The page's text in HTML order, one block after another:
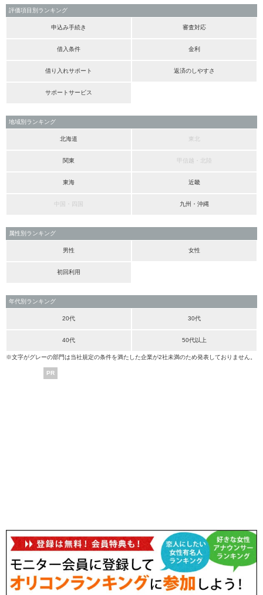
評価項目別ランキング
申込み手続き 審査対応
借入条件 金利
借り入れサポート 返済のしやすさ
サポートサービス
地域別ランキング
北海道 東北
関東 甲信越・北陸
東海 近畿
中国・四国 九州・沖縄
属性別ランキング
男性 女性
初回利用
年代別ランキング
20代 30代
40代 50代以上
※文字がグレーの部門は当社規定の条件を満たした企業が2社未満のため発表しておりません。
PR